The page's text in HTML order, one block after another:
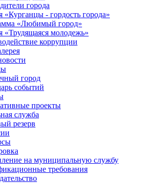
города
«Курганцы - гордость города»
«Любимый город»
«Трудящаяся молодежь»
коррупции
город
событий
проекты
служба
резерв
на муниципальную службу
требования